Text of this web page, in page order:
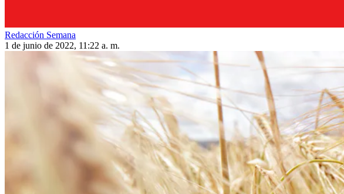
Redacción Semana
1 de junio de 2022, 11:22 a. m.